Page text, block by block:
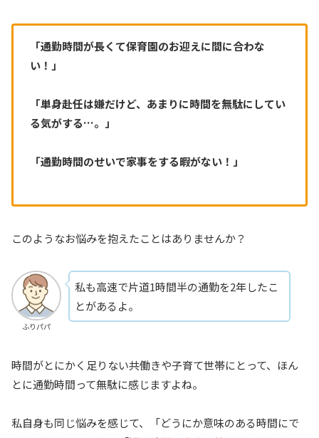
「通勤時間が長くて保育園のお迎えに間に合わな
い！」
「単身赴任は嫌だけど、あまりに時間を無駄にしてい
る気がする…。」
「通勤時間のせいで家事をする暇がない！」
このようなお悩みを抱えたことはありませんか？
ふりパパ
私も高速で片道1時間半の通勤を2年したこ
とがあるよ。
時間がとにかく足りない共働きや子育て世帯にとって、ほん
とに通勤時間って無駄に感じますよね。
私自身も同じ悩みを感じて、「どうにか意味のある時間にで